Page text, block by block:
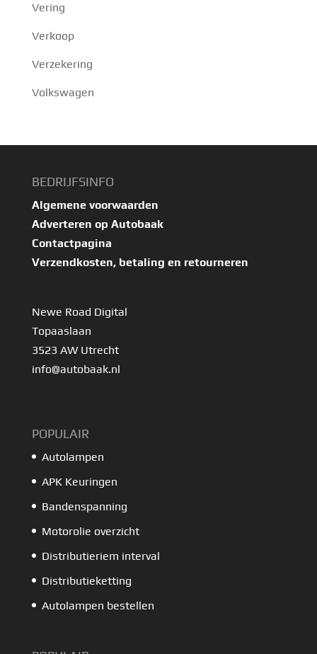
Vering
Verkoop
Verzekering
Volkswagen
BEDRIJFSINFO
Algemene voorwaarden
Adverteren op Autobaak
Contactpagina
Verzendkosten, betaling en retourneren
Newe Road Digital
Topaaslaan
3523 AW Utrecht
info@autobaak.nl
POPULAIR
Autolampen
APK Keuringen
Bandenspanning
Motorolie overzicht
Distributieriem interval
Distributieketting
Autolampen bestellen